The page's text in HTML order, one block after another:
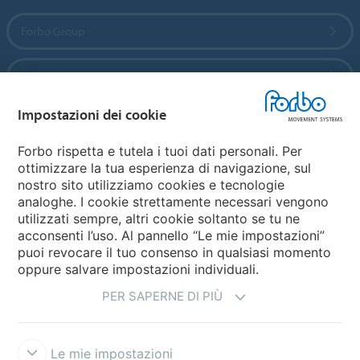
Forbo Flooring Systems
Forbo Movement Systems
Seleziona una Nazione
Seleziona la tua Nazione
Impostazioni dei cookie
Forbo rispetta e tutela i tuoi dati personali. Per
ottimizzare la tua esperienza di navigazione, sul
nostro sito utilizziamo cookies e tecnologie
analoghe. I cookie strettamente necessari vengono
utilizzati sempre, altri cookie soltanto se tu ne
acconsenti l’uso. Al pannello “Le mie impostazioni”
puoi revocare il tuo consenso in qualsiasi momento
oppure salvare impostazioni individuali.
PER SAPERNE DI PIÙ
Le mie impostazioni